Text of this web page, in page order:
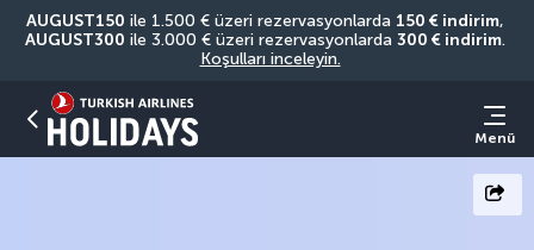
AUGUST150 ile 1.500 € üzeri rezervasyonlarda 150 € indirim
AUGUST300 ile 3.000 € üzeri rezervasyonlarda 300 € indirim
Koşulları inceleyin.
Menü